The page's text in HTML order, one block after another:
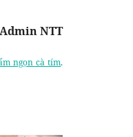
NTT
ngọn cà tím,